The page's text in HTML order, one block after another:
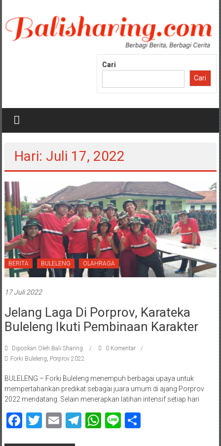
konten
Cari
Cari
Hari: Juli 17, 2022
BERITA BULELENG OLAHRAGA
17 Juli 2022
Jelang Laga Di Porprov, Karateka
Buleleng Ikuti Pembinaan Karakter
Diposkan Oleh:Bali Sharing
0 Komentar
Forki Buleleng, Porprov 2022
BULELENG – Forki Buleleng menempuh berbagai upaya untuk
mempertahankan predikat sebagai juara umum di ajang Porprov
2022 mendatang. Selain menerapkan latihan intensif setiap hari
Facebook
Twitter
EmailTelegram
WhatsApp
LineShare